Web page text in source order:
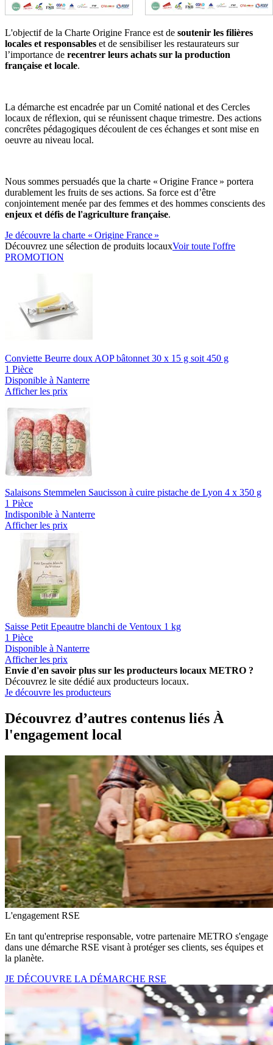
L'objectif de la Charte Origine France est de soutenir les filières
locales et responsables et de sensibiliser les restaurateurs sur
l’importance de recentrer leurs achats sur la production
française et locale.
La démarche est encadrée par un Comité national et des Cercles
locaux de réflexion, qui se réunissent chaque trimestre. Des actions
concrêtes pédagogiques découlent de ces échanges et sont mise en
oeuvre au niveau local.
Nous sommes persuadés que la charte « Origine France » portera
durablement les fruits de ses actions. Sa force est d’être
conjointement menée par des femmes et des hommes conscients des
enjeux et défis de l'agriculture française.
Je découvre la charte « Origine France »
Découvrez une sélection de produits locauxVoir toute l'offre
PROMOTION
Conviette Beurre doux AOP bâtonnet 30 x 15 g soit 450 g
1 Pièce
Disponible à Nanterre
Afficher les prix
Salaisons Stemmelen Saucisson à cuire pistache de Lyon 4 x 350 g
1 Pièce
Indisponible à Nanterre
Afficher les prix
Saisse Petit Epeautre blanchi de Ventoux 1 kg
1 Pièce
Disponible à Nanterre
Afficher les prix
Envie d'en savoir plus sur les producteurs locaux METRO ?
Découvrez le site dédié aux producteurs locaux.
Je découvre les producteurs
Découvrez d’autres contenus liés À
l'engagement local
L'engagement RSE
En tant qu'entreprise responsable, votre partenaire METRO s'engage
dans une démarche RSE visant à protéger ses clients, ses équipes et
la planète.
JE DÉCOUVRE LA DÉMARCHE RSE